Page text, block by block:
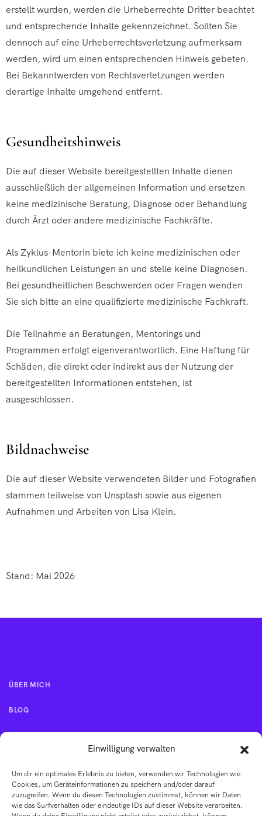
Einwilligung verwalten
Um dir ein optimales Erlebnis zu bieten, verwenden wir Technologien wie
Cookies, um Geräteinformationen zu speichern und/oder darauf
zuzugreifen. Wenn du diesen Technologien zustimmst, können wir Daten
wie das Surfverhalten oder eindeutige IDs auf dieser Website verarbeiten.
erstellt wurden, werden die Urheberrechte Dritter beachtet
und entsprechende Inhalte gekennzeichnet. Sollten Sie
dennoch auf eine Urheberrechtsverletzung aufmerksam
werden, wird um einen entsprechenden Hinweis gebeten.
Bei Bekanntwerden von Rechtsverletzungen werden
derartige Inhalte umgehend entfernt.
Gesundheitshinweis
Die auf dieser Website bereitgestellten Inhalte dienen
ausschließlich der allgemeinen Information und ersetzen
keine medizinische Beratung, Diagnose oder Behandlung
durch Ärzt oder andere medizinische Fachkräfte.
Als Zyklus-Mentorin biete ich keine medizinischen oder
heilkundlichen Leistungen an und stelle keine Diagnosen.
Bei gesundheitlichen Beschwerden oder Fragen wenden
Sie sich bitte an eine qualifizierte medizinische Fachkraft.
Die Teilnahme an Beratungen, Mentorings und
Programmen erfolgt eigenverantwortlich. Eine Haftung für
Schäden, die direkt oder indirekt aus der Nutzung der
bereitgestellten Informationen entstehen, ist
ausgeschlossen.
Bildnachweise
Die auf dieser Website verwendeten Bilder und Fotografien
stammen teilweise von Unsplash sowie aus eigenen
Aufnahmen und Arbeiten von Lisa Klein.
Stand: Mai 2026
ÜBER MICH
BLOG
IMPRESSUM
AGB